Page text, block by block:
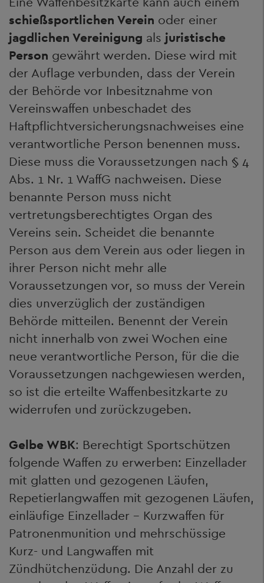
schießsportlichen Verein oder einer
jagdlichen Vereinigung als juristische
Person gewährt werden. Diese wird mit
der Auflage verbunden, dass der Verein
der Behörde vor Inbesitznahme von
Vereinswaffen unbeschadet des
Haftpflichtversicherungsnachweises eine
verantwortliche Person benennen muss.
Diese muss die Voraussetzungen nach § 4
Abs. 1 Nr. 1 WaffG nachweisen. Diese
benannte Person muss nicht
vertretungsberechtigtes Organ des
Vereins sein. Scheidet die benannte
Person aus dem Verein aus oder liegen in
ihrer Person nicht mehr alle
Voraussetzungen vor, so muss der Verein
dies unverzüglich der zuständigen
Behörde mitteilen. Benennt der Verein
nicht innerhalb von zwei Wochen eine
neue verantwortliche Person, für die die
Voraussetzungen nachgewiesen werden,
so ist die erteilte Waffenbesitzkarte zu
widerrufen und zurückzugeben.
Gelbe WBK: Berechtigt Sportschützen
folgende Waffen zu erwerben: Einzellader
mit glatten und gezogenen Läufen,
Repetierlangwaffen mit gezogenen Läufen,
einläufige Einzellader – Kurzwaffen für
Patronenmunition und mehrschüssige
Kurz- und Langwaffen mit
Zündhütchenzüdung. Die Anzahl der zu